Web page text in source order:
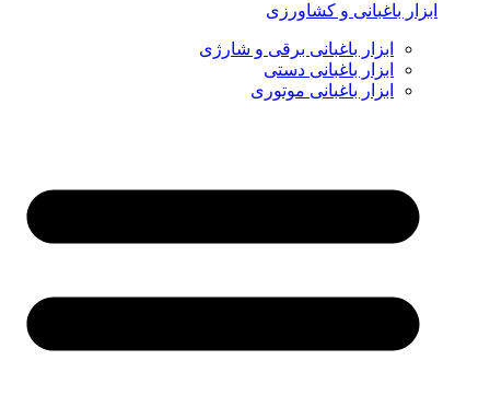
ابزار باغبانی و کشاورزی
ابزار باغبانی برقی و شارژی
ابزار باغبانی دستی
ابزار باغبانی موتوری